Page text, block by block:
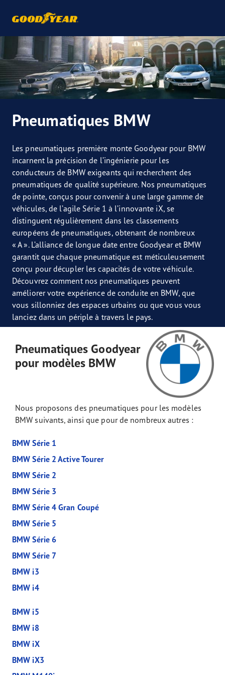
Pneumatiques BMW
Les pneumatiques première monte Goodyear pour BMW
incarnent la précision de l’ingénierie pour les
conducteurs de BMW exigeants qui recherchent des
pneumatiques de qualité supérieure. Nos pneumatiques
de pointe, conçus pour convenir à une large gamme de
véhicules, de l’agile Série 1 à l’innovante iX, se
distinguent régulièrement dans les classements
européens de pneumatiques, obtenant de nombreux
« A ». L’alliance de longue date entre Goodyear et BMW
garantit que chaque pneumatique est méticuleusement
conçu pour décupler les capacités de votre véhicule.
Découvrez comment nos pneumatiques peuvent
améliorer votre expérience de conduite en BMW, que
vous sillonniez des espaces urbains ou que vous vous
lanciez dans un périple à travers le pays.
Pneumatiques Goodyear
pour modèles BMW
Nous proposons des pneumatiques pour les modèles
BMW suivants, ainsi que pour de nombreux autres :
BMW Série 1
BMW Série 2 Active Tourer
BMW Série 2
BMW Série 3
BMW Série 4 Gran Coupé
BMW Série 5
BMW Série 6
BMW Série 7
BMW i3
BMW i4
BMW i5
BMW i8
BMW iX
BMW iX3